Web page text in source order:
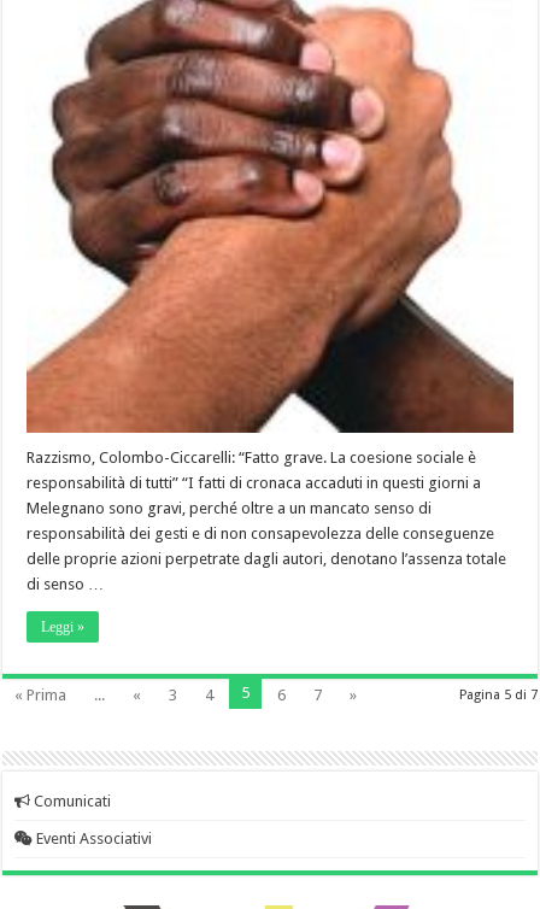
Razzismo, Colombo-Ciccarelli: “Fatto grave. La coesione sociale è
responsabilità di tutti” “I fatti di cronaca accaduti in questi giorni a
Melegnano sono gravi, perché oltre a un mancato senso di
responsabilità dei gesti e di non consapevolezza delle conseguenze
delle proprie azioni perpetrate dagli autori, denotano l’assenza totale
di senso …
Leggi »
Pagina 5 di 7
« Prima ... « 3 4 5 6 7 »
Comunicati
Eventi Associativi